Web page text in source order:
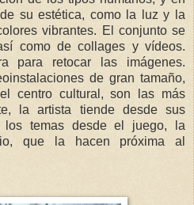
su estética, como la luz y la
vibrantes. El conjunto se
como de collages y vídeos.
para retocar las imágenes.
de gran tamaño,
centro cultural, son las más
la artista tiende desde sus
los temas desde el juego, la
que la hacen próxima al